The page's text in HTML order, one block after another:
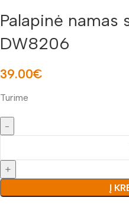
Palapinė namas
DW8206
39.00€
Turime
Į